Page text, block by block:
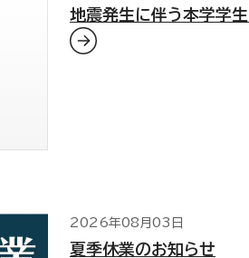
地震発生に伴う本学学生
2026年08月03日
夏季休業のお知らせ